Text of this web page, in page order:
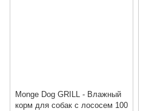
Monge Dog GRILL - Влажный
корм для собак с лососем 100